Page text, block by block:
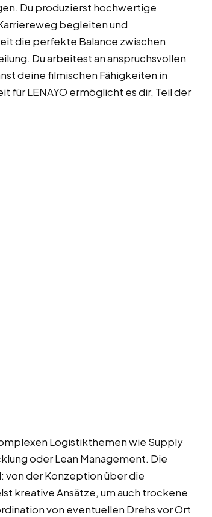
Du produzierst hochwertige
begleiten und
die perfekte Balance zwischen
Du arbeitest an anspruchsvollen
deine filmischen Fähigkeiten in
LENAYO ermöglicht es dir, Teil der
Logistikthemen wie Supply
oder Lean Management. Die
der Konzeption über die
kreative Ansätze, um auch trockene
von eventuellen Drehs vor Ort